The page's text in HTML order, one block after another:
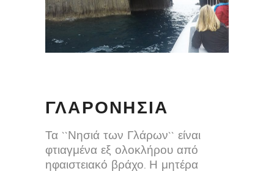
ΓΛΑΡΟΝΗΣΙΑ
Τα ``Νησιά των Γλάρων`` είναι
φτιαγμένα εξ ολοκλήρου από
ηφαιστειακό βράχο. Η μητέρα